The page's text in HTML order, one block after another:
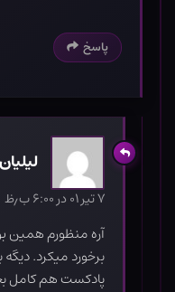
پاسخ
لیلیان
۷ تیر ۰۱ در ۶:۰۰ ب٫ظ
آره منظورم همین
برخورد میکرد.
پادکست هم کامل